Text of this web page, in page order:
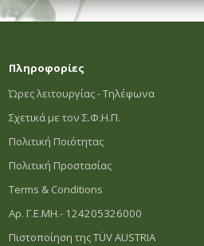
Πληροφορίες
Ώρες λειτουργίας - Τηλέφωνα
Σχετικά με τον Σ.Φ.Η.Π.
Πολιτική Ποιότητας
Πολιτική Προστασίας
Terms & Conditions
Αρ. Γ.Ε.ΜΗ.- 124205326000
Πιστοποίηση της TÜV AUSTRIA